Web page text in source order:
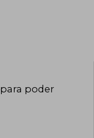
para poder